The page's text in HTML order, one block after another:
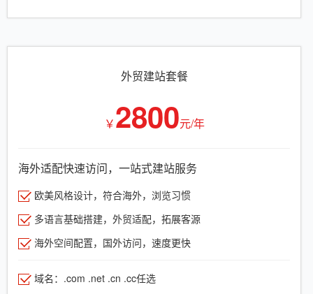
外贸建站套餐
￥2800元/年
海外适配快速访问，一站式建站服务
欧美风格设计，符合海外，浏览习惯
多语言基础搭建，外贸适配，拓展客源
海外空间配置，国外访问，速度更快
域名：.com .net .cn .cc任选